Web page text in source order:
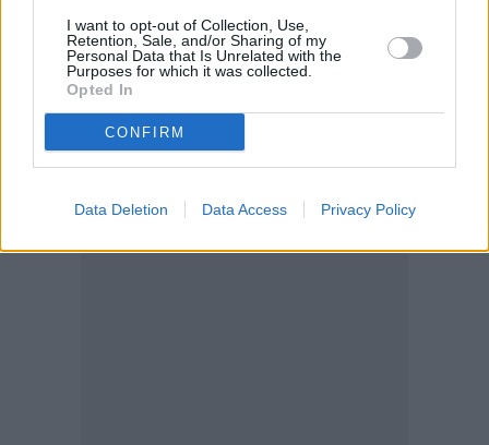
I want to opt-out of Collection, Use,
Retention, Sale, and/or Sharing of my
Personal Data that Is Unrelated with the
Purposes for which it was collected.
Opted In
CONFIRM
Data Deletion Data Access Privacy Policy
με τον καλύτερο δυνατό τρόπο τον ελληνικό
πολιτισμό, τις παραδόσεις και φυσικά τους Έλληνες
καλλιτέχνες».